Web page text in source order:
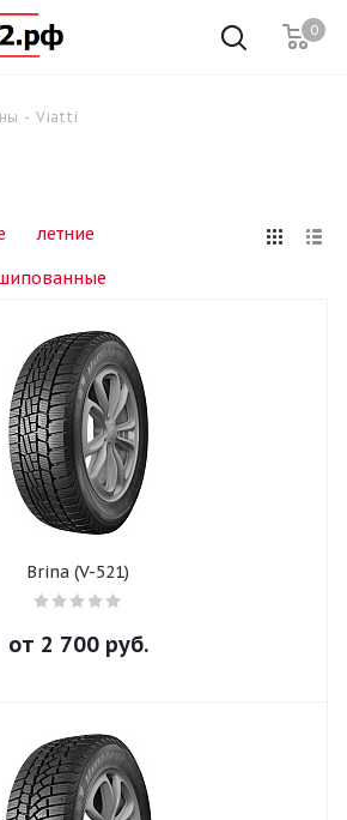
0
- Viatti
летние
Brina (V-521)
от 2 700руб.